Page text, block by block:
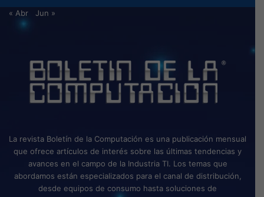
« Abr Jun »
La revista Boletín de la Computación es una publicación mensual
que ofrece artículos de interés sobre las últimas tendencias y
avances en el campo de la Industria TI. Los temas que
abordamos están especializados para el canal de distribución,
desde equipos de consumo hasta soluciones de